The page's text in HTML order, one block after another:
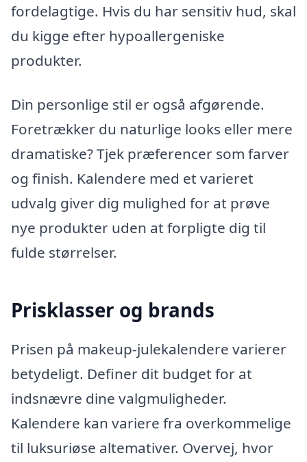
fordelagtige. Hvis du har sensitiv hud, skal
du kigge efter hypoallergeniske
produkter.
Din personlige stil er også afgørende.
Foretrækker du naturlige looks eller mere
dramatiske? Tjek præferencer som farver
og finish. Kalendere med et varieret
udvalg giver dig mulighed for at prøve
nye produkter uden at forpligte dig til
fulde størrelser.
Prisklasser og brands
Prisen på makeup-julekalendere varierer
betydeligt. Definer dit budget for at
indsnævre dine valgmuligheder.
Kalendere kan variere fra overkommelige
til luksuriøse altemativer. Overvej, hvor